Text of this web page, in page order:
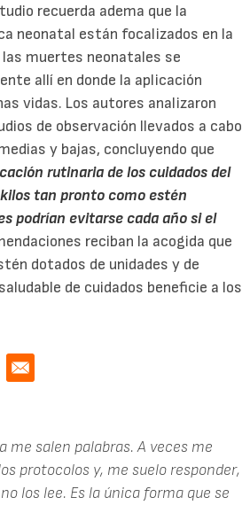
recuerda adema que la
neonatal están focalizados en la
muertes neonatales se
allí en donde la aplicación
vidas. Los autores analizaron
de observación llevados a cabo
y bajas, concluyendo que
rutinaria de los cuidados del
tan pronto como estén
podrían evitarse cada año si el
reciban la acogida que
dotados de unidades y de
de cuidados beneficie a los
me salen palabras. A veces me
protocolos y, me suelo responder,
los lee. Es la única forma que se